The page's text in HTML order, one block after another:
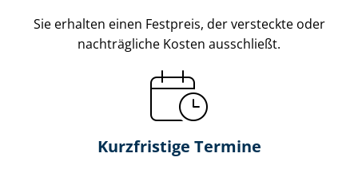
Sie erhalten einen Festpreis, der versteckte oder
nachträgliche Kosten ausschließt.
Kurzfristige Termine